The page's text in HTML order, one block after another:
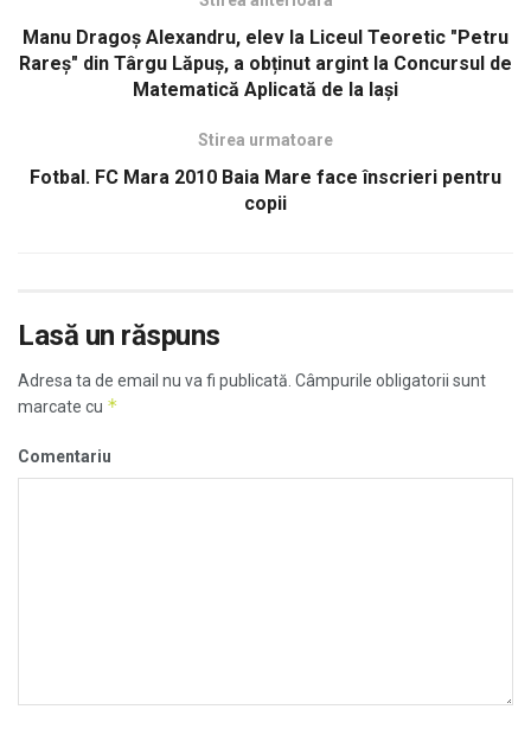
Manu Dragoș Alexandru, elev la Liceul Teoretic "Petru
Rareș" din Târgu Lăpuș, a obținut argint la Concursul de
Matematică Aplicată de la Iași
Stirea urmatoare
Fotbal. FC Mara 2010 Baia Mare face înscrieri pentru
copii
Lasă un răspuns
Adresa ta de email nu va fi publicată. Câmpurile obligatorii sunt
marcate cu *
Comentariu